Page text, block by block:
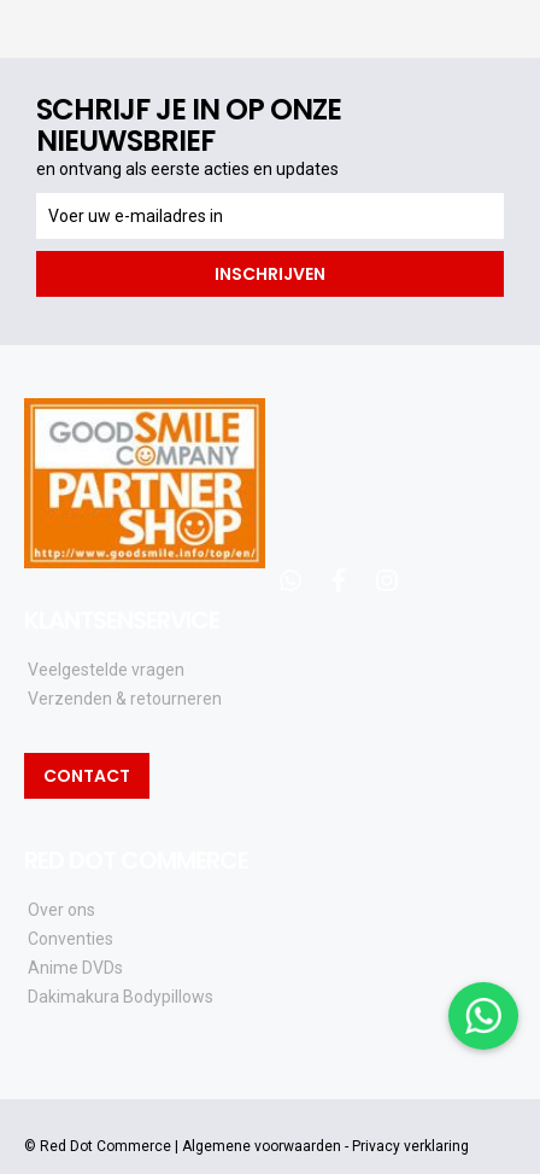
SCHRIJF JE IN OP ONZE
NIEUWSBRIEF
en ontvang als eerste acties en updates
ontvang
als
acties
INSCHRIJVEN
Veelgestelde vragen
Verzenden & retourneren
CONTACT
Over ons
Conventies
Anime DVDs
Dakimakura Bodypillows
© Red Dot Commerce | Algemene voorwaarden - Privacy verklaring